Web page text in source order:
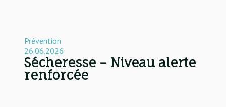
Prévention
26.06.2026
Sécheresse – Niveau alerte
renforcée